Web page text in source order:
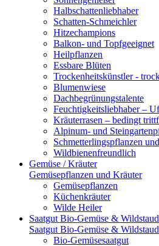
Halbschattenliebhaber
Schatten-Schmeichler
Hitzechampions
Balkon- und Topfgeeignet
Heilpflanzen
Essbare Blüten
Trockenheitskünstler -
Blumenwiese
Dachbegrünungstalente
Feuchtigkeitsliebhaber –
Kräuterrasen – bedingt
Alpinum- und
Schmetterlingspflanzen
Wildbienenfreundlich
Gemüse / Kräuter
Gemüsepflanzen und Kräuter
Gemüsepflanzen
Küchenkräuter
Wilde Heiler
Saatgut Bio-Gemüse &
Saatgut Bio-Gemüse &
Bio-Gemüsesaatgut